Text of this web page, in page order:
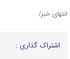
انتهای خبر/
اشتراک گذاری :